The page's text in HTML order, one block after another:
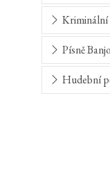
Písně
Hudební